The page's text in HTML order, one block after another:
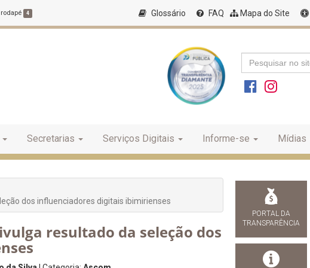
rodapé 4 Glossário FAQ Mapa do Site
Secretarias Serviços Digitais Informe-se Mídias
dos influenciadores digitais ibimirienses
resultado da seleção dos
PORTAL DA
TRANSPARÊNCIA